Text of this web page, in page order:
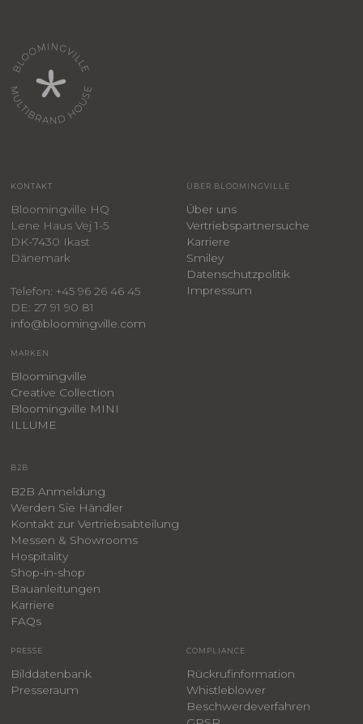
KONTAKT
Bloomingville HQ
Lene Haus Vej 1-5
DK-7430 Ikast
Dänemark
Telefon: +45 96 26 46 45
DE: 27 91 90 81
info@bloomingville.com
ÜBER BLOOMINGVILLE
Über uns
Vertriebspartnersuche
Karriere
Smiley
​Datenschutzpolitik
Impressum
MARKEN
Bloomingville
Creative Collection
Bloomingville MINI
ILLUME
B2B
B2B Anmeldung
Werden Sie Händler
Kontakt zur Vertriebsabteilung
Messen & Showrooms
Hospitality
Shop-in-shop
Bauanleitungen
​Karriere
FAQs
PRESSE
Bilddatenbank
Presseraum
COMPLIANCE
Rückrufinformation
Whistleblower
​Beschwerdeverfahren